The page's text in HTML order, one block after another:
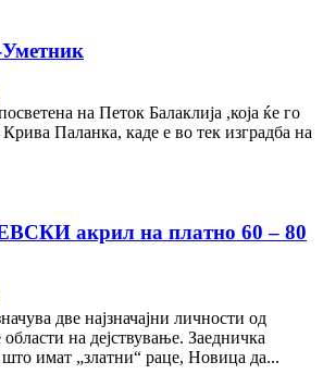
на Петок Балаклија ,која ќе го
Паланка, каде е во тек изградба на
акрил на платно 60 – 80
две најзначајни личности од
на дејствување. Заедничка
што имат „златни“ раце, Новица да...